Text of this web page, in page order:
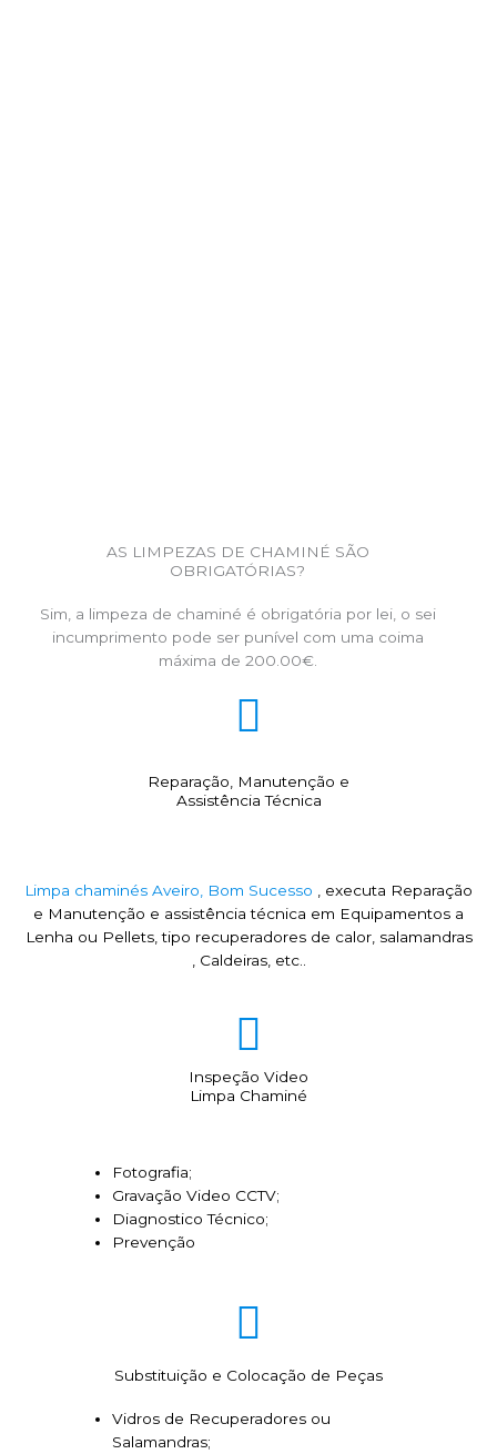
AS LIMPEZAS DE CHAMINÉ SÃO
OBRIGATÓRIAS?
Sim, a limpeza de chaminé é obrigatória por lei, o sei
incumprimento pode ser punível com uma coima
máxima de 200.00€.
Reparação, Manutenção e
Assistência Técnica
Limpa chaminés Aveiro, Bom Sucesso , executa Reparação
e Manutenção e assistência técnica em Equipamentos a
Lenha ou Pellets, tipo recuperadores de calor, salamandras
, Caldeiras, etc..
Inspeção Video
Limpa Chaminé
Fotografia;
Gravação Video CCTV;
Diagnostico Técnico;
Prevenção
Substituição e Colocação de Peças
Vidros de Recuperadores ou
Salamandras;